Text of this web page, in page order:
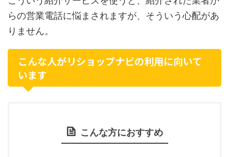
らの営業電話に悩まされますが、そういう心配があ
りません。
こんな人がリショップナビの利用に向いて
います
こんな方におすすめ